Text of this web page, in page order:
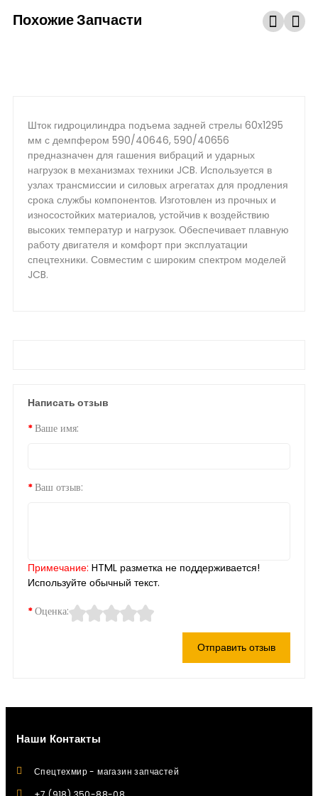
Похожие Запчасти
Шток гидроцилиндра подъема задней стрелы 60x1295
мм с демпфером 590/40646, 590/40656
предназначен для гашения вибраций и ударных
нагрузок в механизмах техники JCB. Используется в
узлах трансмиссии и силовых агрегатах для продления
срока службы компонентов. Изготовлен из прочных и
износостойких материалов, устойчив к воздействию
высоких температур и нагрузок. Обеспечивает плавную
работу двигателя и комфорт при эксплуатации
спецтехники. Совместим с широким спектром моделей
JCB.
Написать отзыв
Ваше имя:
Ваш отзыв:
Примечание: HTML разметка не поддерживается!
Используйте обычный текст.
Оценка:
Отправить отзыв
Наши Контакты
Спецтехмир - магазин запчастей